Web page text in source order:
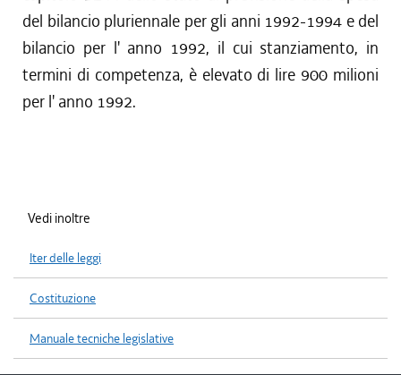
del bilancio pluriennale per gli anni 1992-1994 e del
bilancio per l' anno 1992, il cui stanziamento, in
termini di competenza, è elevato di lire 900 milioni
per l' anno 1992.
Vedi inoltre
Iter delle leggi
Costituzione
Manuale tecniche legislative